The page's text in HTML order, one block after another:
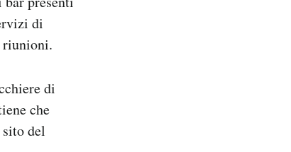
di
riunioni.
di
che
del